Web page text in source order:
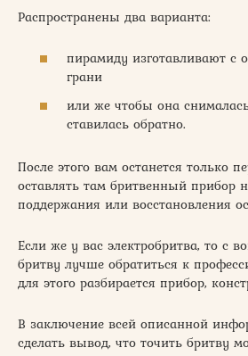
Распространены два варианта:
пирамиду изготавливают с
грани
или же чтобы она
ставилась обратно.
После этого вам останется только
оставлять там бритвенный прибор
поддержания или восстановления
Если же у вас электробритва, то с
бритву лучше обратиться к
для этого разбирается прибор,
В заключение всей описанной
сделать вывод, что точить бритву